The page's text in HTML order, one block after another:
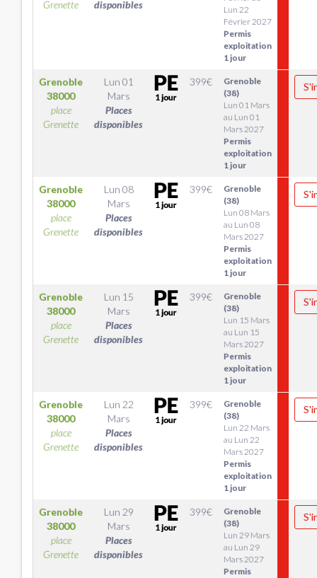
Grenette disponibles
Lun 22
Février 2027
Permis
exploitation
1 jour
Grenoble
38000
place
Grenette
Lun 01
Mars
Places
disponibles
399€
Grenoble
(38)
Lun 01 Mars
au Lun 01
Mars 2027
Permis
exploitation
1 jour
Grenoble
38000
place
Grenette
Lun 08
Mars
Places
disponibles
399€
Grenoble
(38)
Lun 08 Mars
au Lun 08
Mars 2027
Permis
exploitation
1 jour
Grenoble
38000
place
Grenette
Lun 15
Mars
Places
disponibles
399€
Grenoble
(38)
Lun 15 Mars
au Lun 15
Mars 2027
Permis
exploitation
1 jour
Grenoble
38000
place
Grenette
Lun 22
Mars
Places
disponibles
399€
Grenoble
(38)
Lun 22 Mars
au Lun 22
Mars 2027
Permis
exploitation
1 jour
Grenoble
38000
place
Grenette
Lun 29
Mars
Places
disponibles
399€
Grenoble
(38)
Lun 29 Mars
au Lun 29
Mars 2027
Permis